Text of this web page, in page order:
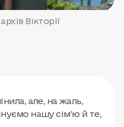
Вікторії
але, на жаль,
нашу сім'ю й те,